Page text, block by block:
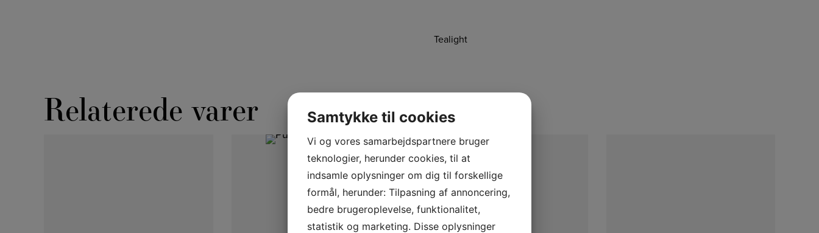
Tealight
Relaterede varer Samtykke til cookies
Vi og vores samarbejdspartnere bruger
teknologier, herunder cookies, til at
indsamle oplysninger om dig til forskellige
formål, herunder: Tilpasning af annoncering,
bedre brugeroplevelse, funktionalitet,
statistik og marketing. Disse oplysninger